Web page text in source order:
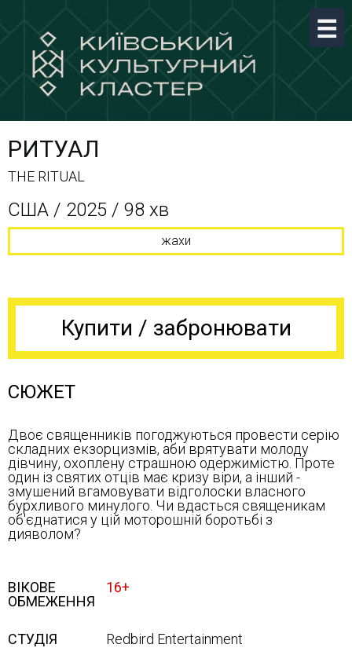
РИТУАЛ
THE RITUAL
США / 2025 / 98 хв
жахи
Купити / забронювати
СЮЖЕТ
Двоє священників погоджуються провести серію
складних екзорцизмів, аби врятувати молоду
дівчину, охоплену страшною одержимістю. Проте
один із святих отців має кризу віри, а інший -
змушений вгамовувати відголоски власного
бурхливого минулого. Чи вдасться священикам
об'єднатися у цій моторошній боротьбі з
дияволом?
ВІКОВЕ
ОБМЕЖЕННЯ
16+
СТУДІЯ Redbird Entertainment